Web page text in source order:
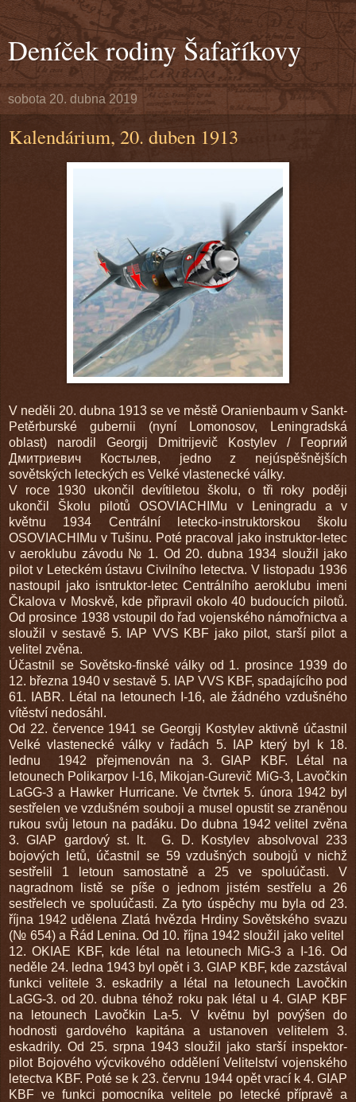
Deníček rodiny Šafaříkovy
sobota 20. dubna 2019
Kalendárium, 20. duben 1913
V neděli 20. dubna 1913 se ve městě Oranienbaum v Sankt-
Petěrburské gubernii (nyní Lomonosov, Leningradská
oblast) narodil Georgij Dmitrijevič Kostylev / Георгий
Дмитриевич Костылев, jedno z nejúspěšnějších
sovětských leteckých es Velké vlastenecké války.
V roce 1930 ukončil devítiletou školu, o tři roky poději
ukončil Školu pilotů OSOVIACHIMu v Leningradu a v
květnu 1934 Centrální letecko-instruktorskou školu
OSOVIACHIMu v Tušinu. Poté pracoval jako instruktor-letec
v aeroklubu závodu № 1. Od 20. dubna 1934 sloužil jako
pilot v Leteckém ústavu Civilního letectva. V listopadu 1936
nastoupil jako isntruktor-letec Centrálního aeroklubu imeni
Čkalova v Moskvě, kde připravil okolo 40 budoucích pilotů.
Od prosince 1938 vstoupil do řad vojenského námořnictva a
sloužil v sestavě 5. IAP VVS KBF jako pilot, starší pilot a
velitel zvěna.
Účastnil se Sovětsko-finské války od 1. prosince 1939 do
12. března 1940 v sestavě 5. IAP VVS KBF, spadajícího pod
61. IABR. Létal na letounech I-16, ale žádného vzdušného
vítěství nedosáhl.
Od 22. července 1941 se Georgij Kostylev aktivně účastnil
Velké vlastenecké války v řadách 5. IAP který byl k 18.
lednu 1942 přejmenován na 3. GIAP KBF. Létal na
letounech Polikarpov I-16, Mikojan-Gurevič MiG-3, Lavočkin
LaGG-3 a Hawker Hurricane. Ve čtvrtek 5. února 1942 byl
sestřelen ve vzdušném souboji a musel opustit se zraněnou
rukou svůj letoun na padáku. Do dubna 1942 velitel zvěna
3. GIAP gardový st. lt. G. D. Kostylev absolvoval 233
bojových letů, účastnil se 59 vzdušných soubojů v nichž
sestřelil 1 letoun samostatně a 25 ve spoluúčasti. V
nagradnom listě se píše o jednom jistém sestřelu a 26
sestřelech ve spoluúčasti. Za tyto úspěchy mu byla od 23.
října 1942 udělena Zlatá hvězda Hrdiny Sovětského svazu
(№ 654) a Řád Lenina. Od 10. října 1942 sloužil jako velitel
12. OKIAE KBF, kde létal na letounech MiG-3 a I-16. Od
neděle 24. ledna 1943 byl opět i 3. GIAP KBF, kde zazstával
funkci velitele 3. eskadrily a létal na letounech Lavočkin
LaGG-3. od 20. dubna téhož roku pak létal u 4. GIAP KBF
na letounech Lavočkin La-5. V květnu byl povýšen do
hodnosti gardového kapitána a ustanoven velitelem 3.
eskadrily. Od 25. srpna 1943 sloužil jako starší inspektor-
pilot Bojového výcvikového oddělení Velitelství vojenského
letectva KBF. Poté se k 23. červnu 1944 opět vrací k 4. GIAP
KBF ve funkci pomocníka velitele po letecké přípravě a